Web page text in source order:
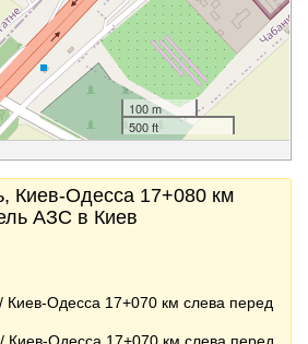
100 m
500 ft
Киев-Одесса 17+080 км
АЗС в Киев
/ Киев-Одесса 17+070 км слева перед